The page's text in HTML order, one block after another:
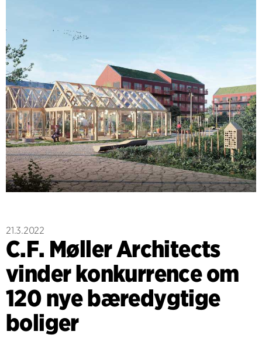
21.3.2022
C.F. Møller Architects
vinder konkurrence om
120 nye bæredygtige
boliger